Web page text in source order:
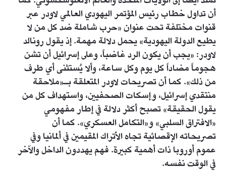
أن تداول خطاب رئيس المؤتمر اليهودي العالمي لاودر عبر
قنوات مختلفة تحت عنوان «حرب شاملة ضد كل من لا
يطيع الدولة اليهودية» يحمل دلالة مهمة. إذ يقول رونالد
لاودر: «يجب أن يكون الرد غاضباً، وعلى إسرائيل أن تشن
هجوماً مضاداً كل يوم وكل ساعة، وألا يُستثنى أي طرف
من ذلك». كما أن تصريحات لاودر المتعلقة بـ«ملاحقة
منتقدي إسرائيل، وإسكات الصحفيين، واستهداف كل من
يقول الحقيقة» تصبح أكثر دلالة في إطار مفهومي
«الافتراق السلبي» و«التكامل العسكري». كما أن
تصريحاته الإقصائية تجاه الأتراك المقيمين في ألمانيا وفي
عموم أوروبا ذات أهمية كبيرة. فهم يهددون الداخل والآخر
في الوقت نفسه.